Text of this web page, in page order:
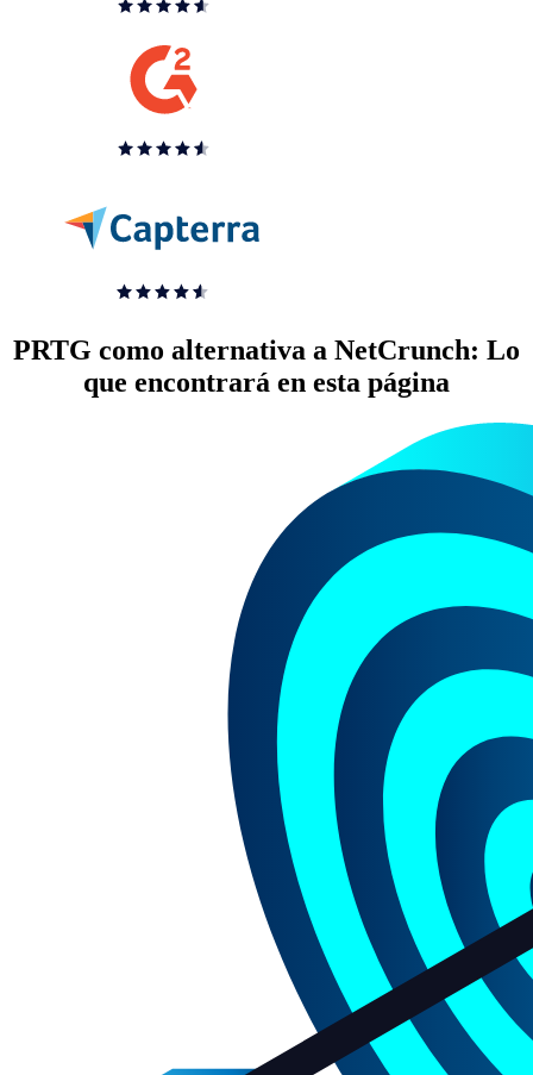
PRTG como alternativa a NetCrunch: Lo
que encontrará en esta página